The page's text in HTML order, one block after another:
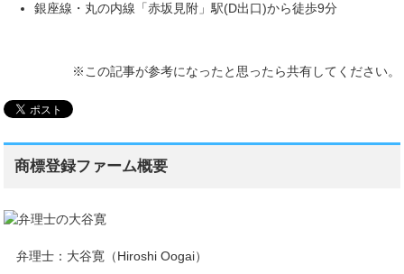
銀座線・丸の内線「赤坂見附」駅(D出口)から徒歩9分
※この記事が参考になったと思ったら共有してください。
商標登録ファーム概要
弁理士：大谷寛（Hiroshi Oogai）